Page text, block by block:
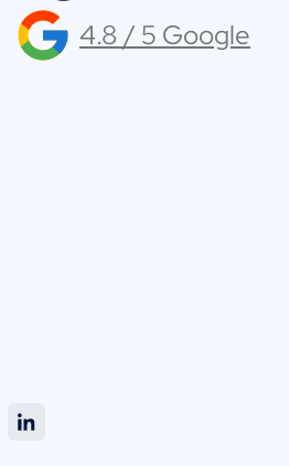
4.8 / 5 Google